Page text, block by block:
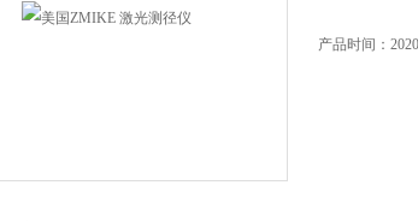
产品时间：